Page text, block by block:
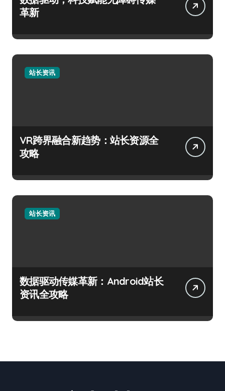
革新
站长资讯
VR跨界融合新趋势：站长资源全
攻略
站长资讯
数据驱动传媒革新：Android站长
资讯全攻略